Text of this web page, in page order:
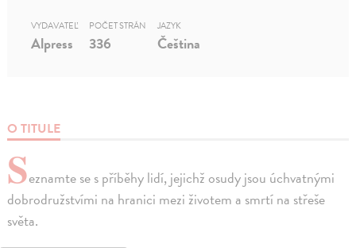
O TITULE
Seznamte se s příběhy lidí, jejichž osudy jsou úchvatnými
dobrodružstvími na hranici mezi životem a smrtí na střeše
světa.
VYDAVATEĽ
Alpress
POČET STRÁN
336
JAZYK
Čeština